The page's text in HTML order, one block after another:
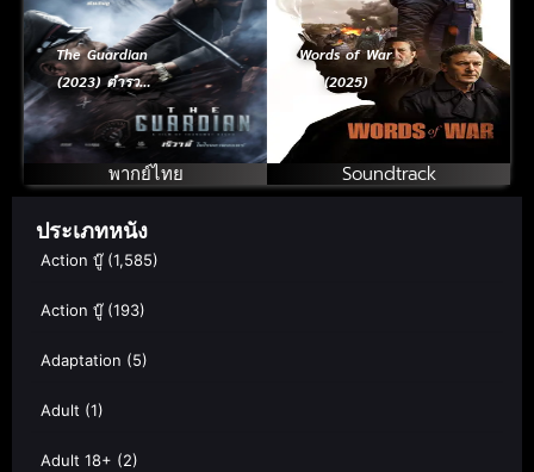
The Guardian
(2023) ตำรวจ
ดิบ เดือด
พากย์ไทย
Words of War
(2025)
Soundtrack
ประเภทหนัง
Action บู๊(1,585)
Action บู๊(193)
Adaptation (5)
Adult (1)
Adult 18+ (2)